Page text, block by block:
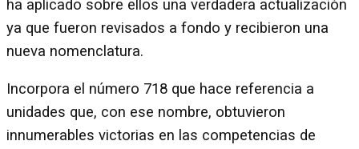
ha aplicado sobre ellos una verdadera actualización
ya que fueron revisados a fondo y recibieron una
nueva nomenclatura.
Incorpora el número 718 que hace referencia a
unidades que, con ese nombre, obtuvieron
innumerables victorias en las competencias de